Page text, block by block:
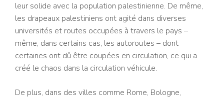
leur solide avec la population palestinienne. De même,
les drapeaux palestiniens ont agité dans diverses
universités et routes occupées à travers le pays –
même, dans certains cas, les autoroutes – dont
certaines ont dû être coupées en circulation, ce qui a
créé le chaos dans la circulation véhicule.
De plus, dans des villes comme Rome, Bologne,